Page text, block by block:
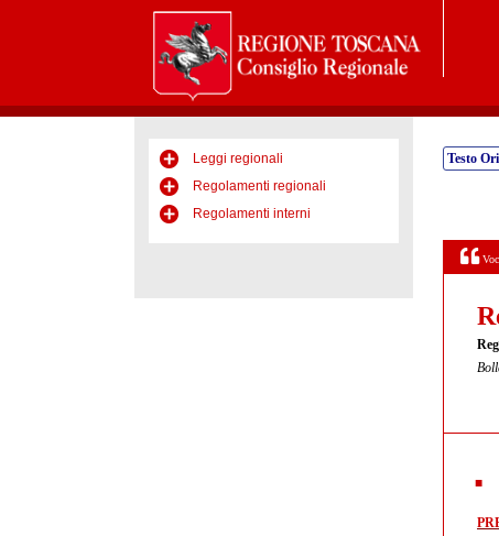
Leggi regionali
Regolamenti regionali
Regolamenti interni
Testo